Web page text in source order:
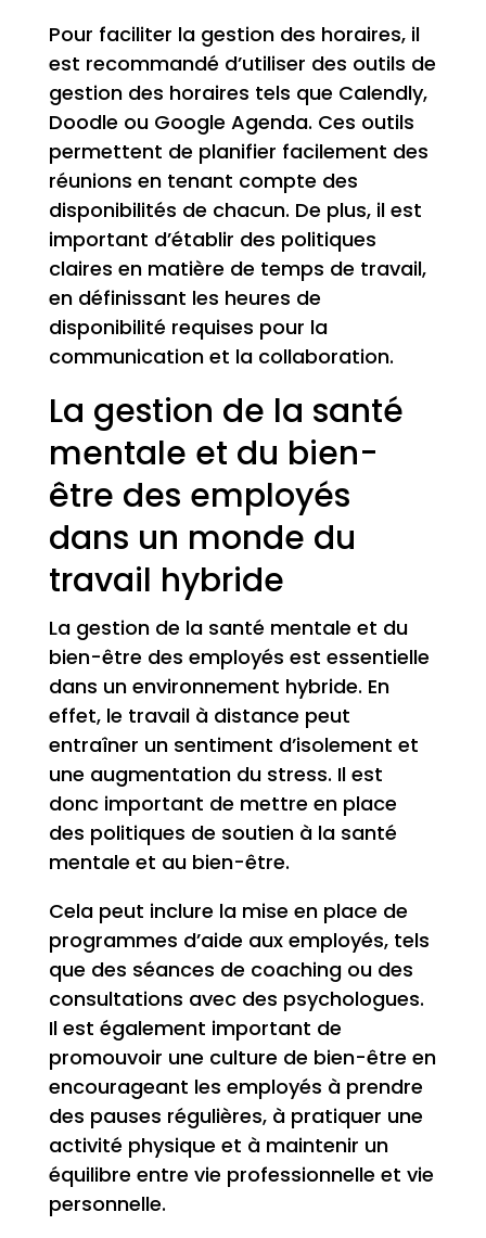
Pour faciliter la gestion des horaires, il
est recommandé d’utiliser des outils de
gestion des horaires tels que Calendly,
Doodle ou Google Agenda. Ces outils
permettent de planifier facilement des
réunions en tenant compte des
disponibilités de chacun. De plus, il est
important d’établir des politiques
claires en matière de temps de travail,
en définissant les heures de
disponibilité requises pour la
communication et la collaboration.
La gestion de la santé
mentale et du bien-
être des employés
dans un monde du
travail hybride
La gestion de la santé mentale et du
bien-être des employés est essentielle
dans un environnement hybride. En
effet, le travail à distance peut
entraîner un sentiment d’isolement et
une augmentation du stress. Il est
donc important de mettre en place
des politiques de soutien à la santé
mentale et au bien-être.
Cela peut inclure la mise en place de
programmes d’aide aux employés, tels
que des séances de coaching ou des
consultations avec des psychologues.
Il est également important de
promouvoir une culture de bien-être en
encourageant les employés à prendre
des pauses régulières, à pratiquer une
activité physique et à maintenir un
équilibre entre vie professionnelle et vie
personnelle.